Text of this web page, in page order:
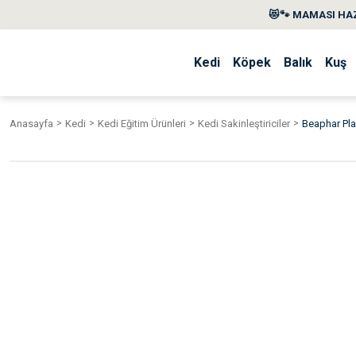
😻🐾 MAMASI
Kedi Köpek Balık Kuş
Anasayfa Kedi Kedi Eğitim Ürünleri Kedi Sakinleştiriciler Beaphar